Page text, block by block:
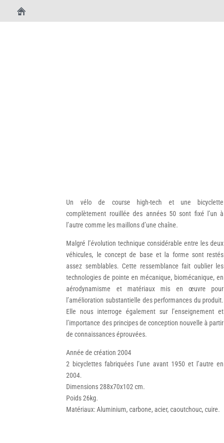
Un vélo de course high-tech et une bicyclette
complètement rouillée des années 50 sont fixé l’un à
l’autre comme les maillons d’une chaîne.
Malgré l’évolution technique considérable entre les deux
véhicules, le concept de base et la forme sont restés
assez semblables. Cette ressemblance fait oublier les
technologies de pointe en mécanique, biomécanique, en
aérodynamisme et matériaux mis en œuvre pour
l’amélioration substantielle des performances du produit.
Elle nous interroge également sur l’enseignement et
l’importance des principes de conception nouvelle à partir
de connaissances éprouvées.
Année de création 2004
2 bicyclettes fabriquées l’une avant 1950 et l’autre en
2004.
Dimensions 288x70x102 cm.
Poids 26kg.
Matériaux: Aluminium, carbone, acier, caoutchouc, cuire.